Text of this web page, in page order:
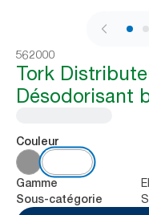
562000
Tork
Désodorisant
Couleur
Gamme
Sous-catégorie